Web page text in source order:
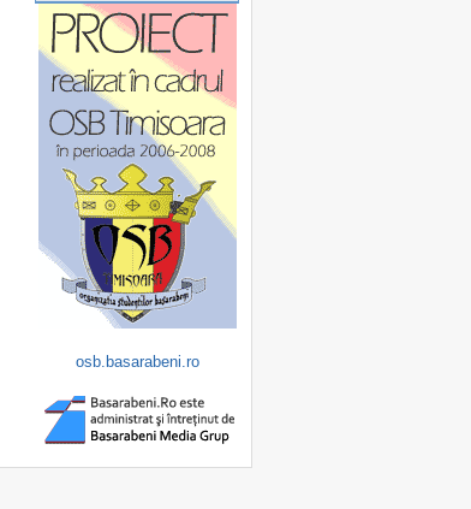
osb.basarabeni.ro